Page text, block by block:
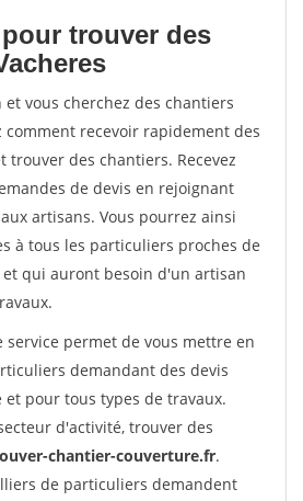
trouver des
vous cherchez des chantiers
comment recevoir rapidement des
trouver des chantiers. Recevez
de devis en rejoignant
artisans. Vous pourrez ainsi
à tous les particuliers proches de
qui auront besoin d'un artisan
permet de vous mettre en
demandant des devis
et pour tous types de travaux.
d'activité, trouver des
chantier-couverture.fr.
de particuliers demandent